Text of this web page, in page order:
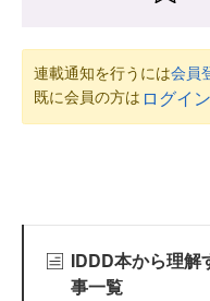
連載通知を行うには会員
既に会員の方は ログイン
IDDD本から理解
事一覧